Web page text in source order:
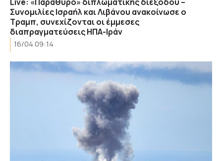
Συνομιλίες Ισραήλ και Λιβάνου ανακοίνωσε ο
Τραμπ, συνεχίζονται οι έμμεσες
διαπραγματεύσεις ΗΠΑ-Ιράν
16/04 09:14